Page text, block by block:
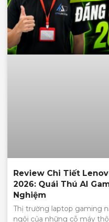
Review Chi Tiết
2026: Quái Thú AI
Nghiệm
Thị trường laptop gaming
ngôi của những cỗ máy